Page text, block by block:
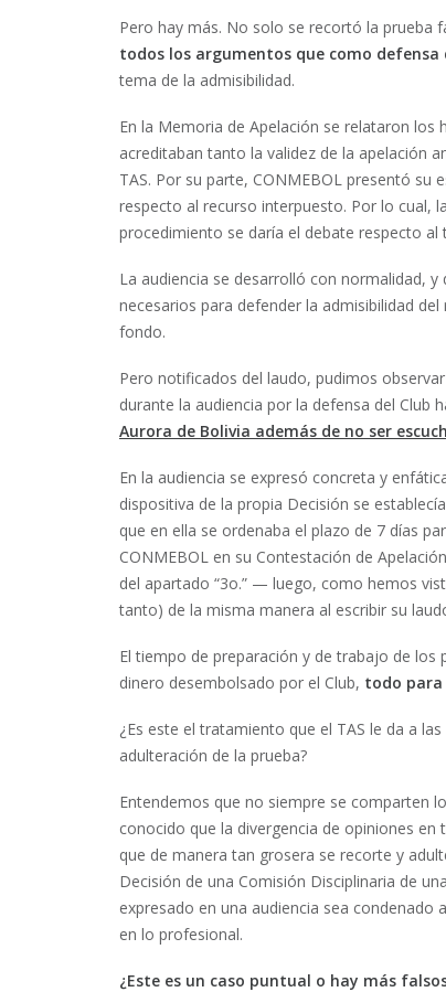
Pero hay más. No solo se recortó la prueba
todos los argumentos que como
tema de la admisibilidad.
En la Memoria de Apelación se relataron
acreditaban tanto la validez de la apelación
TAS. Por su parte, CONMEBOL presentó
respecto al recurso interpuesto. Por lo cual,
procedimiento se daría el debate respecto al
La audiencia se desarrolló con normalidad,
necesarios para defender la admisibilidad
fondo.
Pero notificados del laudo, pudimos
durante la audiencia por la defensa del Club
Aurora de Bolivia además de no ser
En la audiencia se expresó concreta y
dispositiva de la propia Decisión se
que en ella se ordenaba el plazo de 7 días
CONMEBOL en su Contestación de
del apartado “3o.” — luego, como hemos
tanto) de la misma manera al escribir su
El tiempo de preparación y de trabajo de
dinero desembolsado por el Club, todo para
¿Es este el tratamiento que el TAS le da a
adulteración de la prueba?
Entendemos que no siempre se comparten
conocido que la divergencia de opiniones
que de manera tan grosera se recorte y
Decisión de una Comisión Disciplinaria de
expresado en una audiencia sea
en lo profesional.
¿Este es un caso puntual o hay más